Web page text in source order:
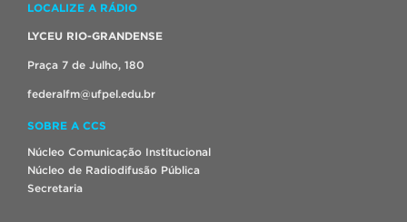
LOCALIZE A RÁDIO
LYCEU RIO-GRANDENSE
Praça 7 de Julho, 180
federalfm@ufpel.edu.br
SOBRE A CCS
Núcleo Comunicação Institucional
Núcleo de Radiodifusão Pública
Secretaria